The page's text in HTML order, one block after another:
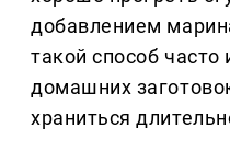
добавлением
такой способ часто
домашних
храниться